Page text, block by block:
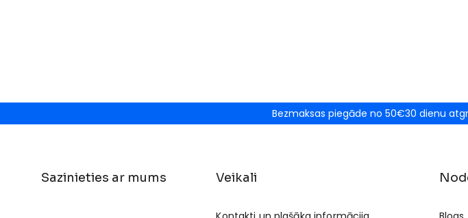
Bezmaksas piegāde no 50€30 dienu
Sazinieties ar mums Veikali